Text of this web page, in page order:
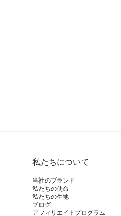
私たちについて
当社のブランド
私たちの使命
私たちの生地
ブログ
アフィリエイトプログラム